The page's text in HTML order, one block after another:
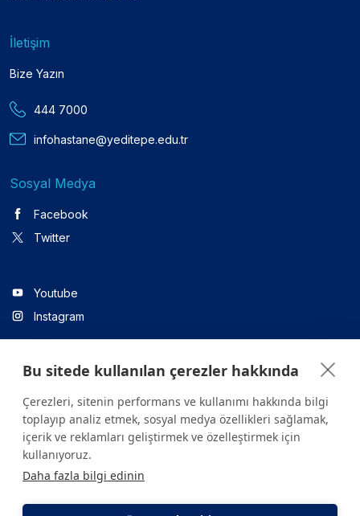
İletişim
Bize Yazın
444 7000
infohastane@yeditepe.edu.tr
Sosyal Medya
Facebook
Twitter
Youtube
Instagram
Linkedin
Sitede yer alan tüm içerikler yalnızca bilgilendirme amaçlıdır.
Sağlığınızla ilgili sorularınız için mutlaka doktoruza ya da bir sağlık
kuruluşuna başvurunuz.
Bu sitede kullanılan çerezler hakkında
Çerezleri, sitenin performans ve kullanımı hakkında bilgi
toplayıp analiz etmek, sosyal medya özellikleri sağlamak,
içerik ve reklamları geliştirmek ve özelleştirmek için
kullanıyoruz.
Daha fazla bilgi edinin